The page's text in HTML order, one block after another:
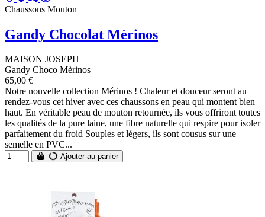
Chaussons Mouton
Gandy Chocolat Mèrinos
MAISON JOSEPH
Gandy Choco Mèrinos
65,00 €
Notre nouvelle collection Mérinos ! Chaleur et douceur seront au
rendez-vous cet hiver avec ces chaussons en peau qui montent bien
haut. En véritable peau de mouton retournée, ils vous offriront toutes
les qualités de la pure laine, une fibre naturelle qui respire pour isoler
parfaitement du froid Souples et légers, ils sont cousus sur une
semelle en PVC...
Ajouter au panier